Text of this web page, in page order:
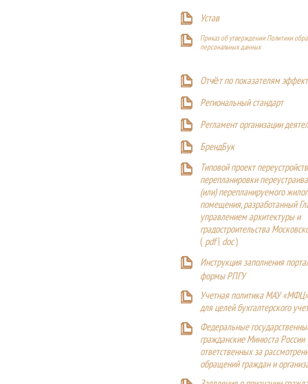
Устав
Приказ об утверждении Политики
персональных данных
Отчёт по показателям
Региональный стандарт
Регламент организации
БрендБук
Типовой проект
перепланировки
(или) перепланируемого
помещения, разработанный
управлением архитектуры и
градостроительства
(pdf| doc)
Инструкция заполнения
формы РПГУ
Учетная политика МАУ
для целей бухгалтерского
Федеральные
гражданские Минюста России
ответственных за
обращений граждан и